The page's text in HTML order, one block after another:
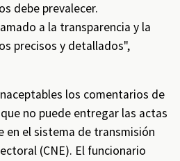
debe prevalecer.
a la transparencia y la
precisos y detallados",
los comentarios de
no puede entregar las actas
en el sistema de transmisión
(CNE). El funcionario